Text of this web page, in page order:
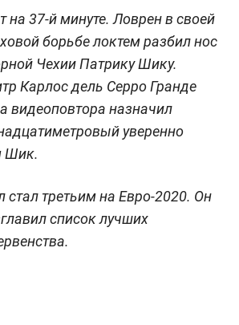
на 37-й минуте. Ловрен в своей
борьбе локтем разбил нос
Чехии Патрику Шику.
Карлос дель Серро Гранде
видеоповтора назначил
уверенно
Шик.
стал третьим на Евро-2020. Он
список лучших